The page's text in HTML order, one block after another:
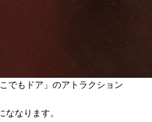
でもドア」のアトラクション
なります。